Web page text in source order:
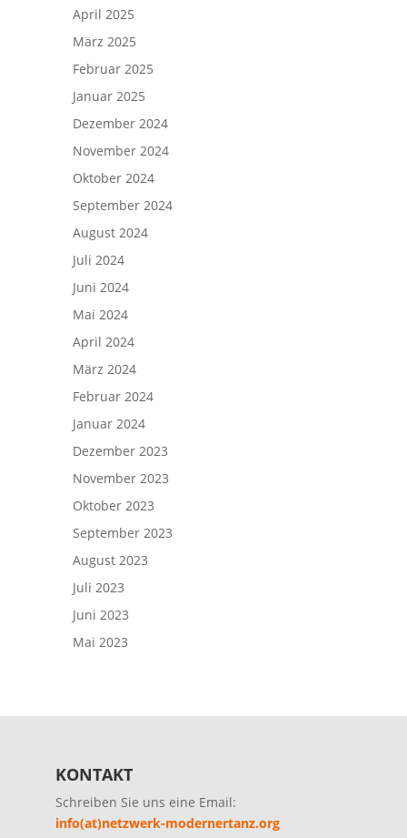
April 2025
März 2025
Februar 2025
Januar 2025
Dezember 2024
November 2024
Oktober 2024
September 2024
August 2024
Juli 2024
Juni 2024
Mai 2024
April 2024
März 2024
Februar 2024
Januar 2024
Dezember 2023
November 2023
Oktober 2023
September 2023
August 2023
Juli 2023
Juni 2023
Mai 2023
KONTAKT
Schreiben Sie uns eine Email:
info(at)netzwerk-modernertanz.org